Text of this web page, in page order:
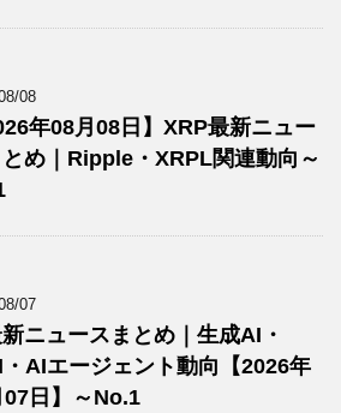
08
年08月08日】XRP最新ニュー
め｜Ripple・XRPL関連動向～
07
ニュースまとめ｜生成AI・
AIエージェント動向【2026年
07日】～No.1